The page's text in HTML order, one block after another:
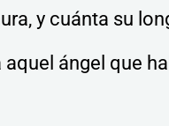
y cuánta su
aquel ángel que